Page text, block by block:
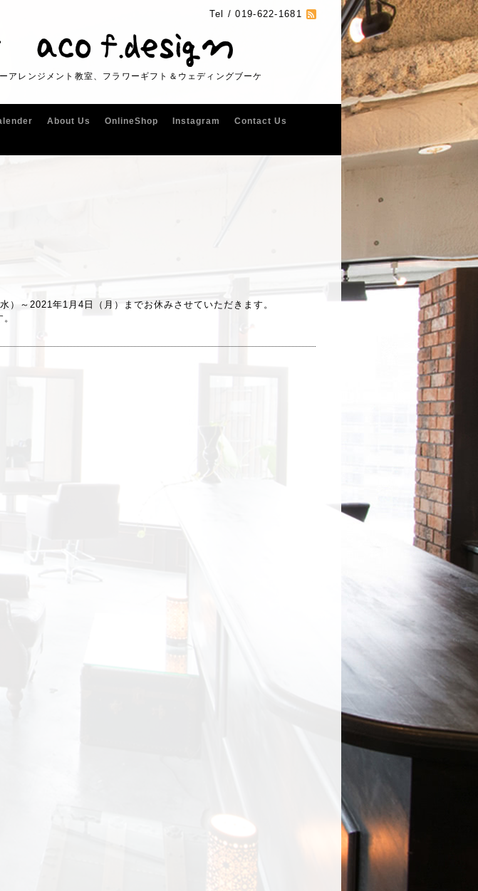
Tel /019-622-1681
アレンジメント教室、フラワーギフト＆ウェディングブーケ
About Us OnlineShop Instagram
Contact Us
）～2021年1月4日（月）までお休みさせていただきます。